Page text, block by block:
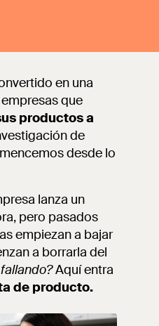
en una
que
productos a
de
desde lo
lanza un
pero pasados
empiezan a bajar
a borrarla del
Aquí entra
de producto.